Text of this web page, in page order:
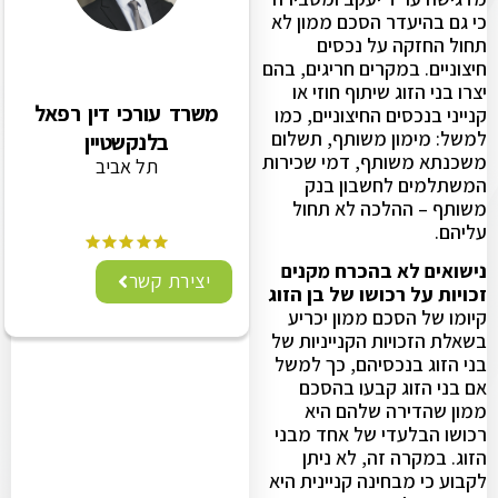
כי גם בהיעדר הסכם ממון לא
תחול החזקה על נכסים
חיצוניים. במקרים חריגים, בהם
יצרו בני הזוג שיתוף חוזי או
קנייני בנכסים החיצוניים, כמו
למשל: מימון משותף, תשלום
משכנתא משותף, דמי שכירות
המשתלמים לחשבון בנק
משותף – ההלכה לא תחול
עליהם.
נישואים לא בהכרח מקנים
זכויות על רכושו של בן הזוג
קיומו של הסכם ממון יכריע
בשאלת הזכויות הקנייניות של
בני הזוג בנכסיהם, כך למשל
אם בני הזוג קבעו בהסכם
ממון שהדירה שלהם היא
רכושו הבלעדי של אחד מבני
הזוג. במקרה זה, לא ניתן
לקבוע כי מבחינה קניינית היא
משרד עורכי דין רפאל
בלנקשטיין
תל אביב
יצירת קשר